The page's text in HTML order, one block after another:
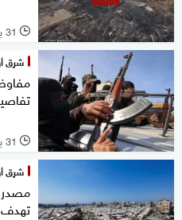
l 31 يوليو 2026
شرق
l 31 يوليو 2026
شرق
مصدر
تهدف